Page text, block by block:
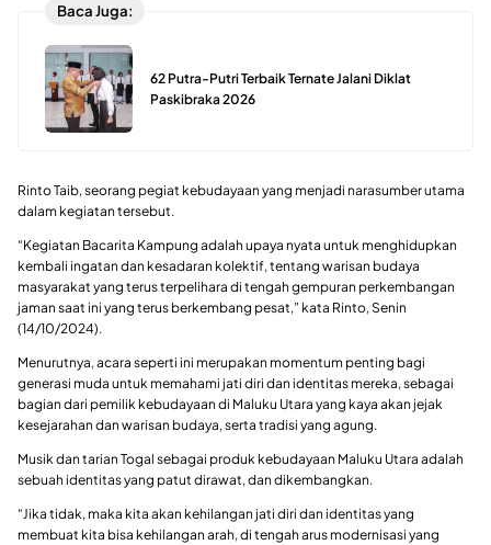
Baca Juga:
62 Putra-Putri Terbaik Ternate Jalani Diklat
Paskibraka 2026
Rinto Taib, seorang pegiat kebudayaan yang menjadi narasumber utama
dalam kegiatan tersebut.
“Kegiatan Bacarita Kampung adalah upaya nyata untuk menghidupkan
kembali ingatan dan kesadaran kolektif, tentang warisan budaya
masyarakat yang terus terpelihara di tengah gempuran perkembangan
jaman saat ini yang terus berkembang pesat,” kata Rinto, Senin
(14/10/2024).
Menurutnya, acara seperti ini merupakan momentum penting bagi
generasi muda untuk memahami jati diri dan identitas mereka, sebagai
bagian dari pemilik kebudayaan di Maluku Utara yang kaya akan jejak
kesejarahan dan warisan budaya, serta tradisi yang agung.
Musik dan tarian Togal sebagai produk kebudayaan Maluku Utara adalah
sebuah identitas yang patut dirawat, dan dikembangkan.
“Jika tidak, maka kita akan kehilangan jati diri dan identitas yang
membuat kita bisa kehilangan arah, di tengah arus modernisasi yang